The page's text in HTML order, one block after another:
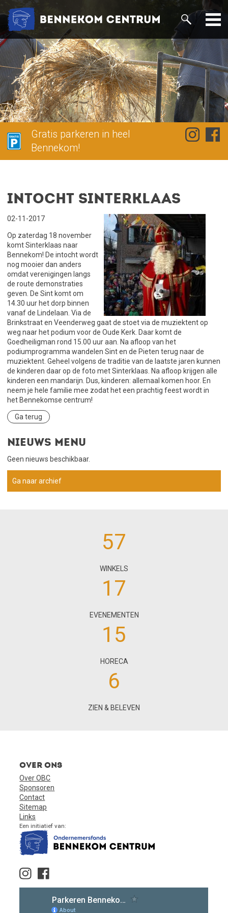
Gratis parkeren in heel
Bennekom!
Intocht Sinterklaas
02-11-2017
Op zaterdag 18 november
komt Sinterklaas naar
Bennekom! De intocht wordt
nog mooier dan anders
omdat verenigingen langs
de route demonstraties
geven. De Sint komt om
14.30 uur het dorp binnen
vanaf de Lindelaan. Via de
Brinkstraat en Veenderweg gaat de stoet via de muziektent op
weg naar het podium voor de Oude Kerk. Daar komt de
Goedheiligman rond 15.00 uur aan. Na afloop van het
podiumprogramma wandelen Sint en de Pieten terug naar de
muziektent. Geheel volgens de traditie van de laatste jaren kunnen
de kinderen daar op de foto met Sinterklaas. Na afloop krijgen alle
kinderen een mandarijn. Dus, kinderen: allemaal komen hoor. En
neem je hele familie mee zodat het een prachtig feest wordt in
het Bennekomse centrum!
Ga terug
Nieuws menu
Geen nieuws beschikbaar.
Ga naar archief
57
WINKELS
17
EVENEMENTEN
15
HORECA
6
ZIEN & BELEVEN
Over ons
Over OBC
Sponsoren
Contact
Sitemap
Links
Een initiatief van: